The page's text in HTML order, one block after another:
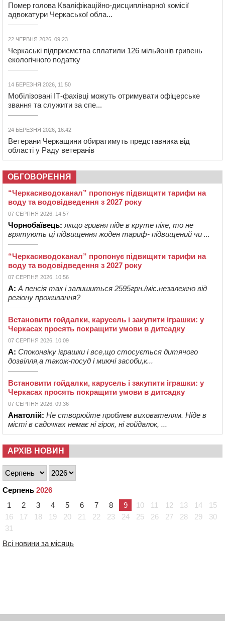
Помер голова Кваліфікаційно-дисциплінарної комісії
адвокатури Черкаської обла...
22 ЧЕРВНЯ 2026, 09:23
Черкаські підприємства сплатили 126 мільйонів гривень
екологічного податку
14 БЕРЕЗНЯ 2026, 11:50
Мобілізовані ІТ-фахівці можуть отримувати офіцерське
звання та служити за спе...
24 БЕРЕЗНЯ 2026, 16:42
Ветерани Черкащини обиратимуть представника від
області у Раду ветеранів
ОБГОВОРЕННЯ
“Черкасиводоканал” пропонує підвищити тарифи на
воду та водовідведення з 2027 року
07 СЕРПНЯ 2026, 14:57
Чорнобаївець: якщо гривня піде в круте піке, то не
врятують ці підвищення жоден тариф- підвищений чи ...
“Черкасиводоканал” пропонує підвищити тарифи на
воду та водовідведення з 2027 року
07 СЕРПНЯ 2026, 10:56
А: А пенсія так і залишиться 2595грн./міс.незалежно від
регіону проживання?
Встановити гойдалки, карусель і закупити іграшки: у
Черкасах просять покращити умови в дитсадку
07 СЕРПНЯ 2026, 10:09
А: Споконвіку іграшки і все,що стосується дитячого
дозвілля,а також-посуд і миючі засоби,к...
Встановити гойдалки, карусель і закупити іграшки: у
Черкасах просять покращити умови в дитсадку
07 СЕРПНЯ 2026, 09:36
Анатолій: Не створюйте проблем вихователям. Ніде в
місті в садочках немає ні гірок, ні гойдалок, ...
АРХІВ НОВИН
Серпень 2026
1
2 3 4 5 6 7 8 9 10 11 12 13 14
15
16
17 18 19 20 21 22 23 24 25 26 27 28 29
30
31
Всі новини за місяць